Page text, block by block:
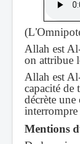
(
Allah est
on attribue
Allah est
capacité de
décrète
Mentions